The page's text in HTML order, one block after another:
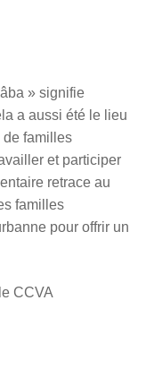
» signifie
a aussi été le lieu
de familles
et participer
retrace au
familles
pour offrir un
CCVA